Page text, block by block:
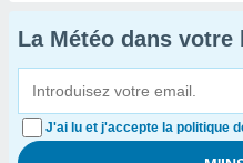
La Météo dans votre
J'ai lu et j'accepte la politique